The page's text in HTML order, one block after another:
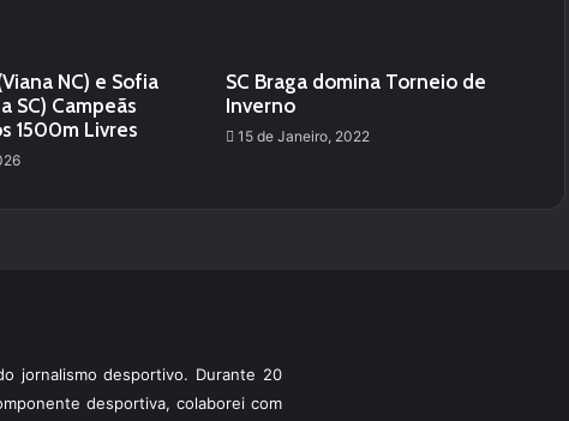
NC) e Sofia
SC) Campeãs
1500m Livres
SC Braga domina Torneio de
Inverno
15 de Janeiro, 2022
jornalismo desportivo. Durante 20
desportiva, colaborei com